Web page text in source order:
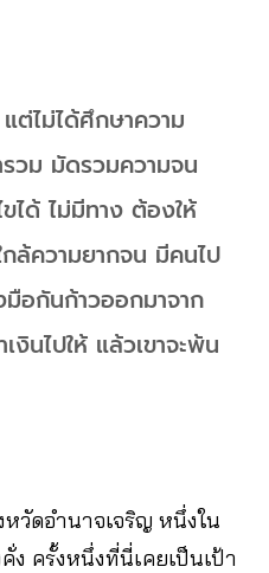
ต่ไม่ได้ศึกษาความ
วม มัดรวมความจน
ได้ ไม่มีทาง ต้องให้
ล้ความยากจน มีคนไป
อกันก้าวออกมาจาก
งินไปให้ แล้วเขาจะพ้น
หวัดอำนาจเจริญ หนึ่งใน
ง ครั้งหนึ่งที่นี่เคยเป็นเป้า